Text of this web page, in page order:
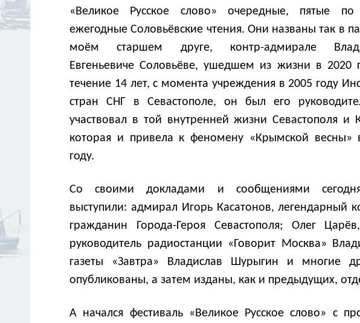
«Великое Русское слово» очередные, пятые по
ежегодные Соловьёвские чтения. Они названы так в
моём старшем друге, контр-адмирале
Евгеньевиче Соловьёве, ушедшем из жизни в 2020
течение 14 лет, с момента учреждения в 2005 году
стран СНГ в Севастополе, он был его
участвовал в той внутренней жизни Севастополя и
которая и привела к феномену «Крымской весны»
году.
Со своими докладами и сообщениями
выступили: адмирал Игорь Касатонов,
гражданин Города-Героя Севастополя; Олег
руководитель радиостанции «Говорит Москва»
газеты «Завтра» Владислав Шурыгин и многие
опубликованы, а затем изданы, как и предыдущих,
А начался фестиваль «Великое Русское слово» с